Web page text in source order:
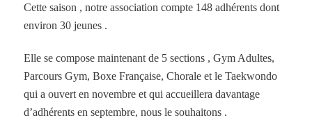
Cette saison , notre association compte 148 adhérents dont
environ 30 jeunes .
Elle se compose maintenant de 5 sections , Gym Adultes,
Parcours Gym, Boxe Française, Chorale et le Taekwondo
qui a ouvert en novembre et qui accueillera davantage
d’adhérents en septembre, nous le souhaitons .